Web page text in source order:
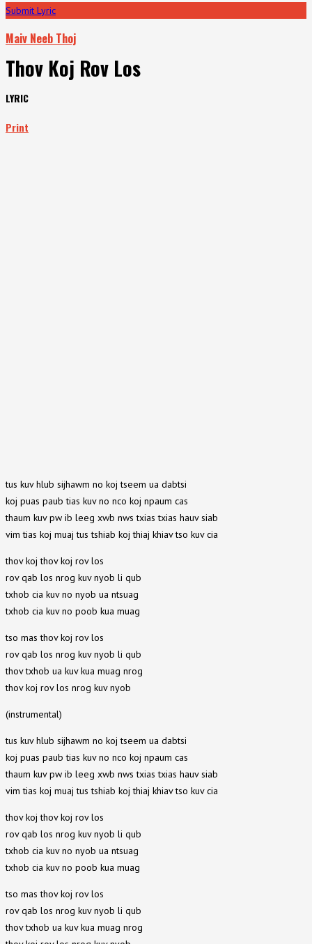
Submit Lyric
Maiv Neeb Thoj
Thov Koj Rov Los
LYRIC
Print
tus kuv hlub sijhawm no koj tseem ua dabtsi
koj puas paub tias kuv no nco koj npaum cas
thaum kuv pw ib leeg xwb nws txias txias hauv siab
vim tias koj muaj tus tshiab koj thiaj khiav tso kuv cia
thov koj thov koj rov los
rov qab los nrog kuv nyob li qub
txhob cia kuv no nyob ua ntsuag
txhob cia kuv no poob kua muag
tso mas thov koj rov los
rov qab los nrog kuv nyob li qub
thov txhob ua kuv kua muag nrog
thov koj rov los nrog kuv nyob
(instrumental)
tus kuv hlub sijhawm no koj tseem ua dabtsi
koj puas paub tias kuv no nco koj npaum cas
thaum kuv pw ib leeg xwb nws txias txias hauv siab
vim tias koj muaj tus tshiab koj thiaj khiav tso kuv cia
thov koj thov koj rov los
rov qab los nrog kuv nyob li qub
txhob cia kuv no nyob ua ntsuag
txhob cia kuv no poob kua muag
tso mas thov koj rov los
rov qab los nrog kuv nyob li qub
thov txhob ua kuv kua muag nrog